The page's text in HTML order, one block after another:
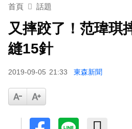
首頁 話題
又摔跤了！范瑋琪
縫15針
2019-09-05 21:33 東森新聞